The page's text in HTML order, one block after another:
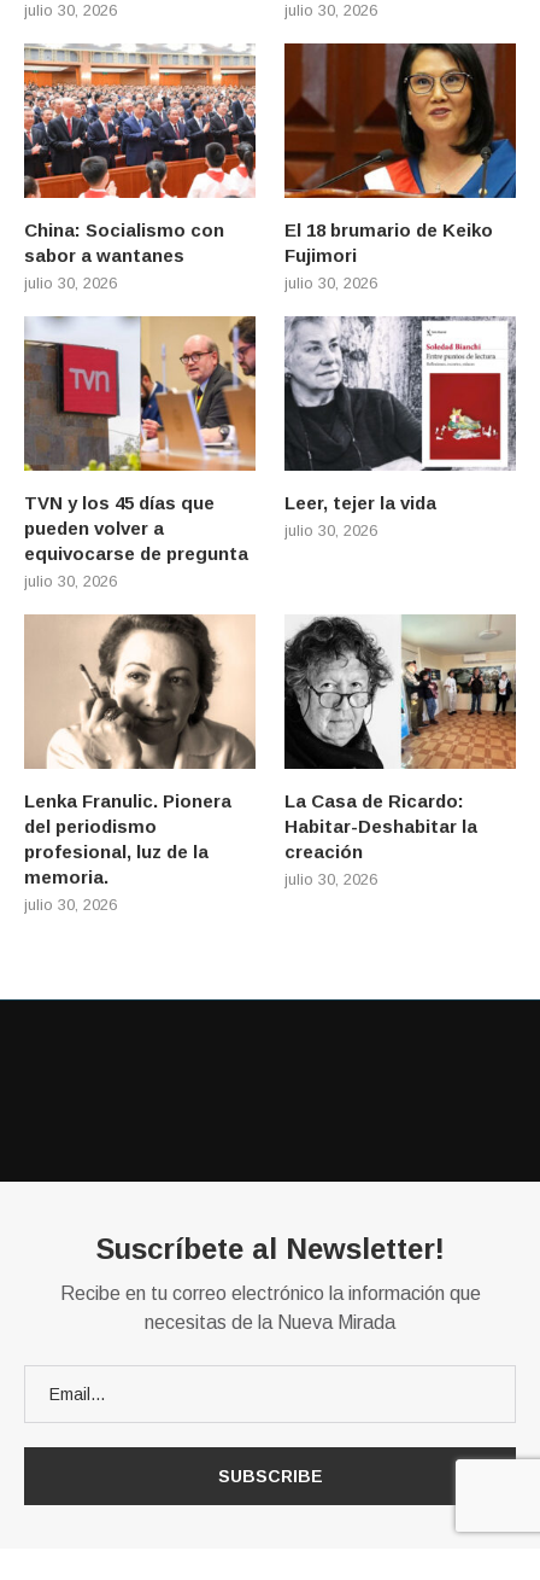
julio 30, 2026 julio 30, 2026
China: Socialismo con
sabor a wantanes
julio 30, 2026
El 18 brumario de Keiko
Fujimori
julio 30, 2026
TVN y los 45 días que
pueden volver a
equivocarse de pregunta
julio 30, 2026
Leer, tejer la vida
julio 30, 2026
Lenka Franulic. Pionera
del periodismo
profesional, luz de la
memoria.
julio 30, 2026
La Casa de Ricardo:
Habitar-Deshabitar la
creación
julio 30, 2026
Suscríbete al Newsletter!
Recibe en tu correo electrónico la información que
necesitas de la Nueva Mirada